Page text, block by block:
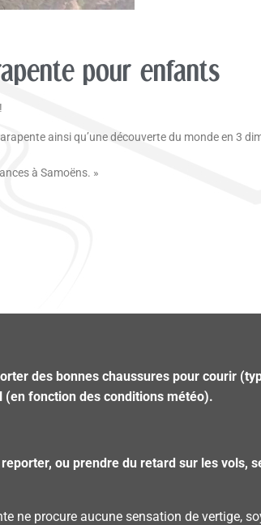
pour enfants
ainsi qu’une découverte du monde en 3
à Samoëns. »
des bonnes chaussures pour courir
fonction des conditions météo).
ou prendre du retard sur les vols,
ne procure aucune sensation de vertige,